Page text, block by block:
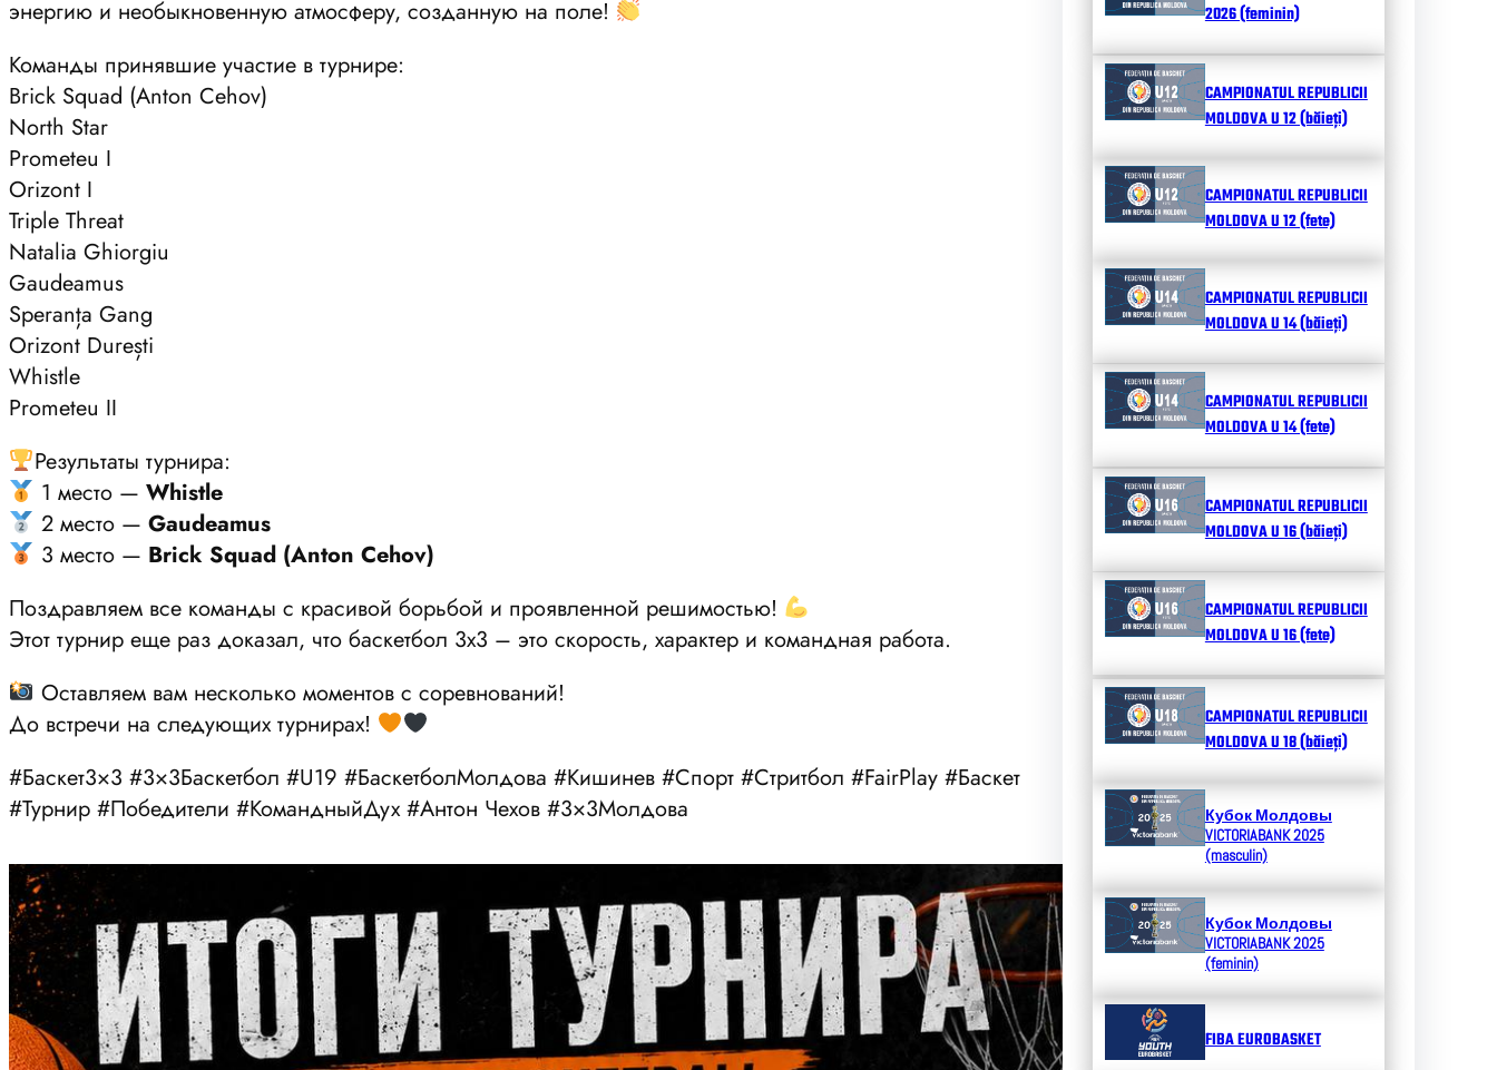
энергию и необыкновенную атмосферу, созданную на поле!
Команды принявшие участие в турнире:
Brick Squad (Anton Cehov)
North Star
Prometeu I
Orizont I
Triple Threat
Natalia Ghiorgiu
Gaudeamus
Speranța Gang
Orizont Durești
Whistle
Prometeu II
Результаты турнира:
1 место — Whistle
2 место — Gaudeamus
3 место — Brick Squad (Anton Cehov)
Поздравляем все команды с красивой борьбой и проявленной решимостью!
Этот турнир еще раз доказал, что баскетбол 3х3 – это скорость, характер и командная работа.
Оставляем вам несколько моментов с соревнований!
До встречи на следующих турнирах!
#Баскет3×3 #3×3Баскетбол #U19 #БаскетболМолдова #Кишинев #Спорт #Стритбол #FairPlay #Баскет
#Турнир #Победители #КомандныйДух #Антон Чехов #3×3Молдова
2026 (feminin)
CAMPIONATUL REPUBLICII
MOLDOVA U 12 (băieți)
CAMPIONATUL REPUBLICII
MOLDOVA U 12 (fete)
CAMPIONATUL REPUBLICII
MOLDOVA U 14 (băieți)
CAMPIONATUL REPUBLICII
MOLDOVA U 14 (fete)
CAMPIONATUL REPUBLICII
MOLDOVA U 16 (băieți)
CAMPIONATUL REPUBLICII
MOLDOVA U 16 (fete)
CAMPIONATUL REPUBLICII
MOLDOVA U 18 (băieți)
Кубок Молдовы
VICTORIABANK 2025
(masculin)
Кубок Молдовы
VICTORIABANK 2025
(feminin)
FIBA EUROBASKET